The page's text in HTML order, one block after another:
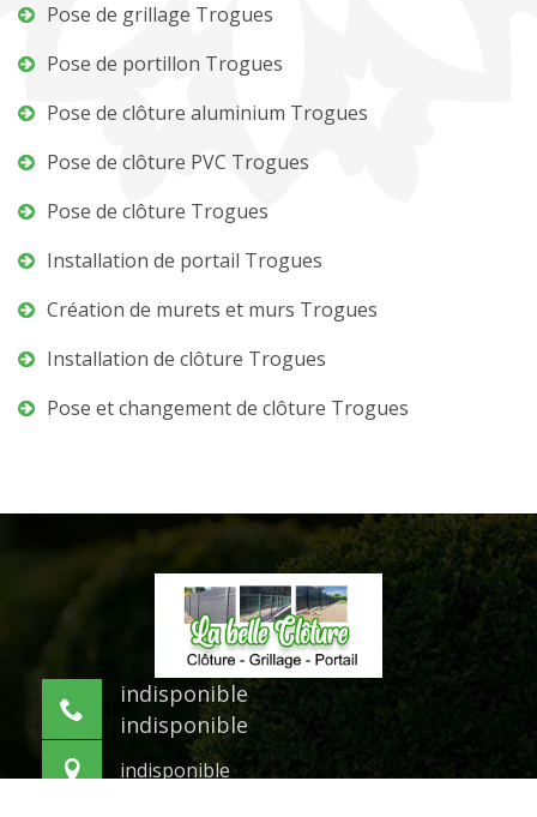
Pose de grillage Trogues
Pose de portillon Trogues
Pose de clôture aluminium Trogues
Pose de clôture PVC Trogues
Pose de clôture Trogues
Installation de portail Trogues
Création de murets et murs Trogues
Installation de clôture Trogues
Pose et changement de clôture Trogues
indisponible
indisponible
indisponible